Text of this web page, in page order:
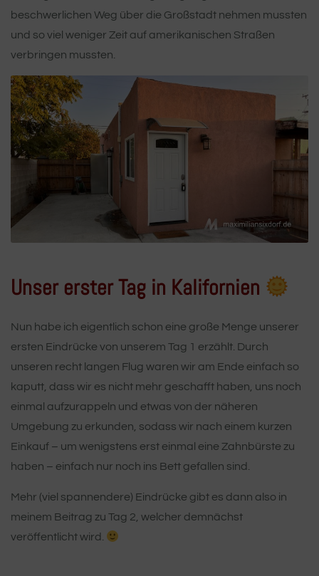
beschwerlichen Weg über die Großstadt nehmen mussten
und so viel weniger Zeit auf amerikanischen Straßen
verbringen mussten.
Unser erster Tag in Kalifornien
Nun habe ich eigentlich schon eine große Menge unserer
ersten Eindrücke von unserem Tag 1 erzählt. Durch
unseren recht langen Flug waren wir am Ende einfach so
kaputt, dass wir es nicht mehr geschafft haben, uns noch
einmal aufzurappeln und etwas von der näheren
Umgebung zu erkunden, sodass wir nach einem kurzen
Einkauf – um wenigstens erst einmal eine Zahnbürste zu
haben – einfach nur noch ins Bett gefallen sind.
Mehr (viel spannendere) Eindrücke gibt es dann also in
meinem Beitrag zu Tag 2, welcher demnächst
veröffentlicht wird.